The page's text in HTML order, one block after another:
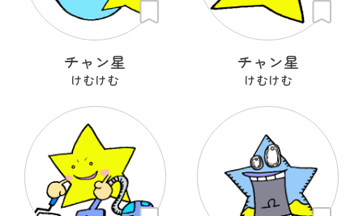
チャン星
けむけむ
チャン星
けむけむ